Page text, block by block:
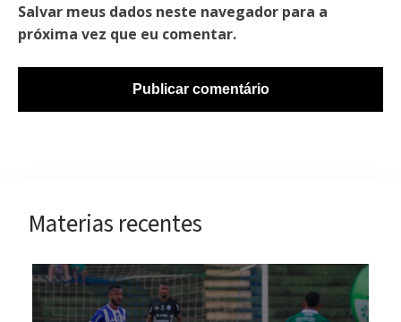
Salvar meus dados neste navegador para a
próxima vez que eu comentar.
Materias recentes